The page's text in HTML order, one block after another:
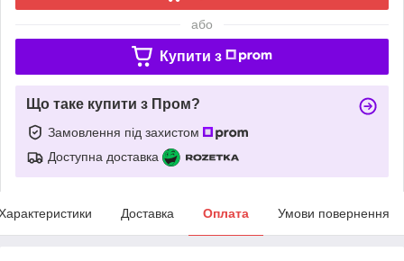
або
Купити з
Що таке купити з Пром?
Замовлення під захистом
Доступна доставка
Доставка Оплата Умови повернення